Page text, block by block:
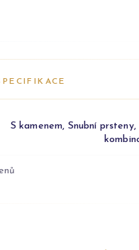
S kamenem, Snubní